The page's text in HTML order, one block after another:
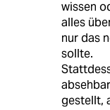
wissen
alles
nur das
sollte.
gestellt,